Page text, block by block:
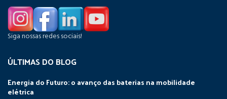
Siga nossas redes sociais!
ÚLTIMAS DO BLOG
Energia do Futuro: o avanço das baterias na mobilidade
elétrica